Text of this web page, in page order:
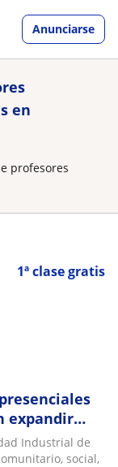
Anunciarse
en
profesores
1ª clase gratis
expandir
Industrial de
social,